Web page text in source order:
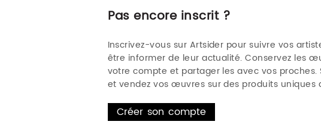
Pas encore inscrit ?
Inscrivez-vous sur Artsider pour suivre vos
être informer de leur actualité. Conservez les
votre compte et partager les avec vos proches.
et vendez vos œuvres sur des produits uniques